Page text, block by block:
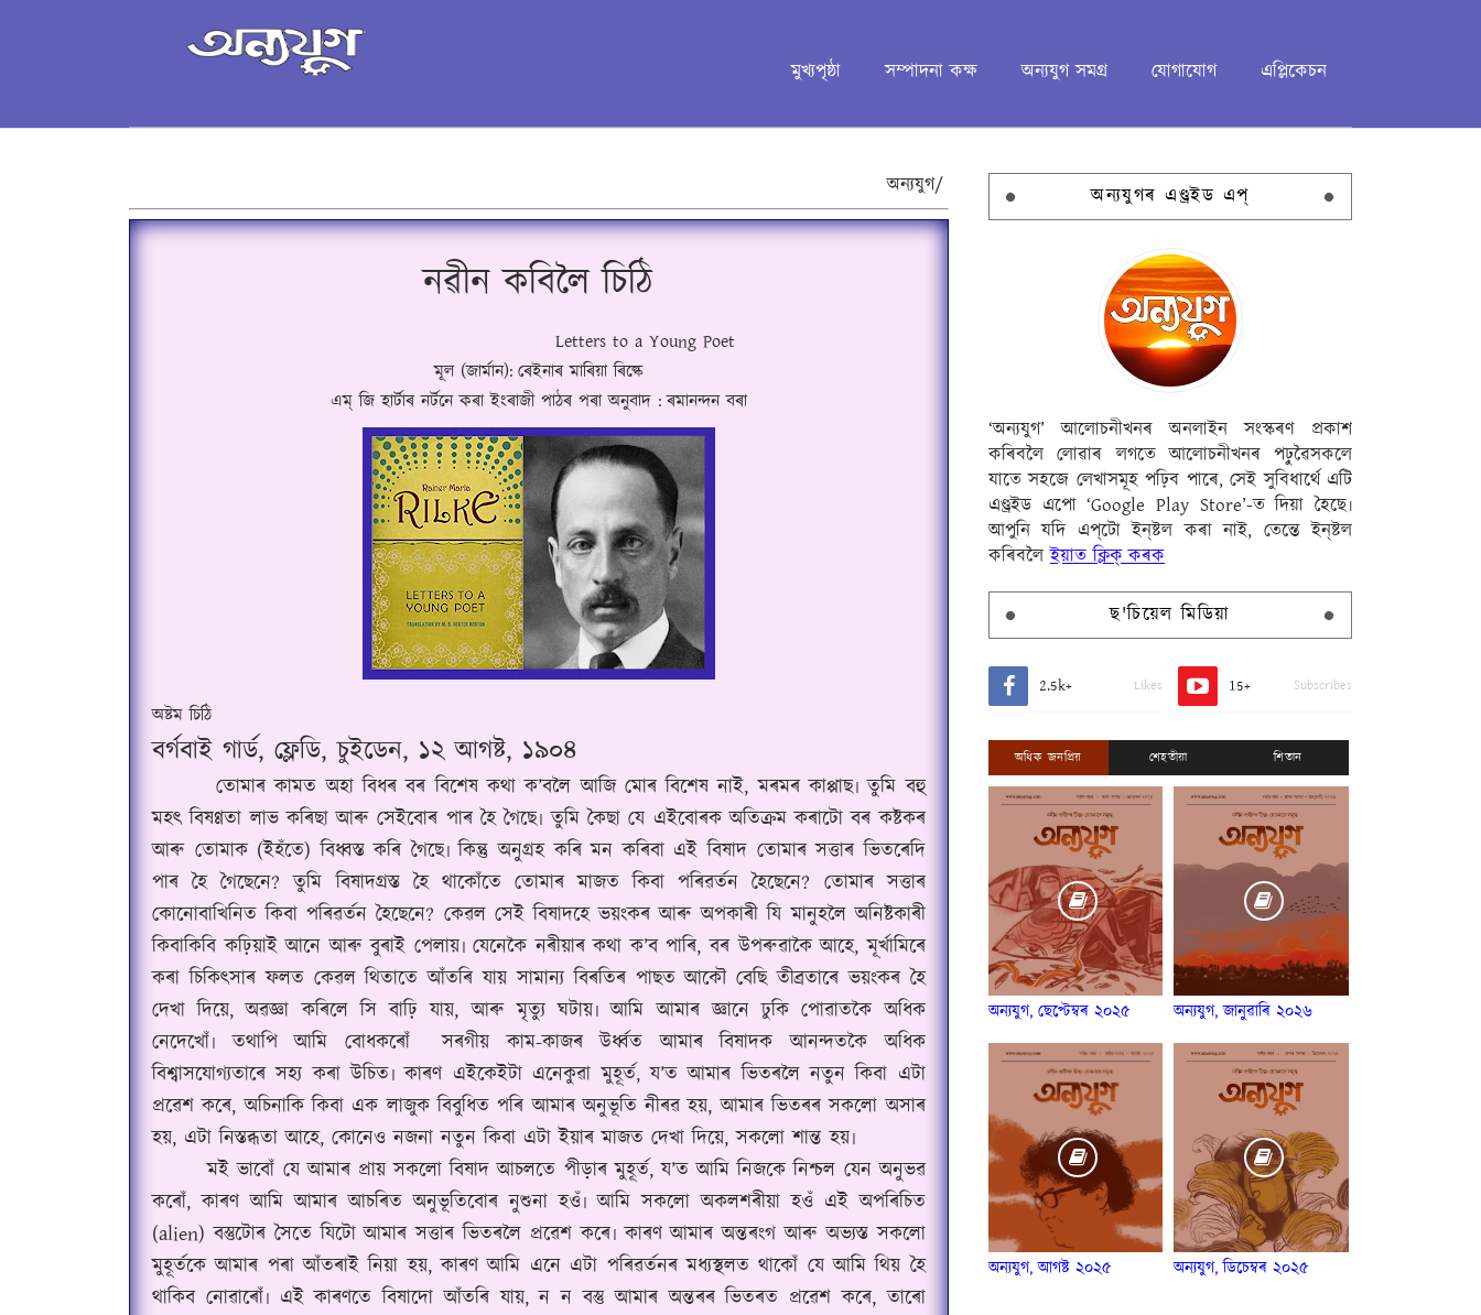
মুখ্যপৃষ্ঠা সম্পাদনা কক্ষ অন্যযুগ সমগ্ৰ যোগাযোগ এপ্লিকেচন
অন্যযুগ/
নৱীন কবিলৈ চিঠি
Letters to a Young Poet
মূল (জাৰ্মান): ৰেইনাৰ মাৰিয়া ৰিল্কে
এম্ জি হাৰ্টাৰ নৰ্টনে কৰা ইংৰাজী পাঠৰ পৰা অনুবাদ : ৰমানন্দন বৰা
অষ্টম চিঠি
বৰ্গবাই গাৰ্ড, ফ্লেডি, চুইডেন, ১২ আগষ্ট, ১৯০৪
তোমাৰ কামত অহা বিধৰ বৰ বিশেষ কথা ক’বলৈ আজি মোৰ বিশেষ নাই, মৰমৰ কাপ্পাছ৷ তুমি বহু
মহৎ বিষণ্ণতা লাভ কৰিছা আৰু সেইবোৰ পাৰ হৈ গৈছে৷ তুমি কৈছা যে এইবোৰক অতিক্ৰম কৰাটো বৰ কষ্টকৰ
আৰু তোমাক (ইহঁতে) বিধ্বস্ত কৰি গৈছে৷ কিন্তু অনুগ্ৰহ কৰি মন কৰিবা এই বিষাদ তোমাৰ সত্তাৰ ভিতৰেদি
পাৰ হৈ গৈছেনে? তুমি বিষাদগ্ৰস্ত হৈ থাকোঁতে তোমাৰ মাজত কিবা পৰিৱৰ্তন হৈছেনে? তোমাৰ সত্তাৰ
কোনোবাখিনিত কিবা পৰিৱৰ্তন হৈছেনে? কেৱল সেই বিষাদহে ভয়ংকৰ আৰু অপকাৰী যি মানুহলৈ অনিষ্টকাৰী
কিবাকিবি কঢ়িয়াই আনে আৰু বুৰাই পেলায়৷ যেনেকৈ নৰীয়াৰ কথা ক’ব পাৰি, বৰ উপৰুৱাকৈ আহে, মূৰ্খামিৰে
কৰা চিকিৎসাৰ ফলত কেৱল থিতাতে আঁতৰি যায় সামান্য বিৰতিৰ পাছত আকৌ বেছি তীব্ৰতাৰে ভয়ংকৰ হৈ
দেখা দিয়ে, অৱজ্ঞা কৰিলে সি বাঢ়ি যায়, আৰু মৃত্যু ঘটায়৷ আমি আমাৰ জ্ঞানে ঢুকি পোৱাতকৈ অধিক
নেদেখোঁ৷ তথাপি আমি বোধকৰোঁ
সৰগীয় কাম-কাজৰ উৰ্ধ্বত আমাৰ বিষাদক আনন্দতকৈ অধিক
বিশ্বাসযোগ্যতাৰে সহ্য কৰা উচিত৷ কাৰণ এইকেইটা এনেকুৱা মুহূৰ্ত, য’ত আমাৰ ভিতৰলৈ নতুন কিবা এটা
প্ৰৱেশ কৰে, অচিনাকি‍ কিবা এক লাজুক বিবুধিত পৰি আমাৰ অনুভূতি নীৰৱ হয়, আমাৰ ভিতৰৰ সকলো অসাৰ
হয়, এটা নিস্তব্ধতা আহে, কোনেও নজনা নতুন কিবা এটা ইয়াৰ মাজত দেখা দিয়ে, সকলো শান্ত হয়৷
মই ভাবোঁ যে আমাৰ প্ৰায় সকলো বিষাদ আচলতে পীড়াৰ মুহূৰ্ত, য’ত আমি নিজকে নিশ্চল যেন অনুভৱ
কৰোঁ, কাৰণ আমি আমাৰ আচৰিত অনুভূতিবোৰ নুশুনা হওঁ৷ আমি সকলো অকলশৰীয়া হওঁ এই অপৰিচিত
(alien) বস্তুটোৰ সৈতে যিটো আমাৰ সত্তাৰ ভিতৰলৈ প্ৰৱেশ কৰে৷ কাৰণ আমাৰ অন্তৰংগ আৰু অভ্যস্ত সকলো
মুহূৰ্তকে আমাৰ পৰা আঁতৰাই নিয়া হয়, কাৰণ আমি এনে এটা পৰিৱৰ্তনৰ মধ্যস্থলত থাকোঁ যে আমি থিয় হৈ
থাকিব নোৱাৰোঁ৷ এই কাৰণতে বিষাদো আঁতৰি যায়, ন ন বস্তু আমাৰ অন্তৰৰ ভিতৰত প্ৰৱেশ কৰে, তাৰো
অন্যযুগৰ এণ্ড্ৰইড এপ্
‘অন্যযুগ’ আলোচনীখনৰ অনলাইন সংস্কৰণ প্ৰকাশ
কৰিবলৈ লোৱাৰ লগতে আলোচনীখনৰ পঢ়ুৱৈসকলে
যাতে সহজে লেখাসমূহ পঢ়িব পাৰে, সেই সুবিধাৰ্থে এটি
এণ্ড্ৰইড এপো ‘Google Play Store’-ত দিয়া হৈছে৷
আপুনি যদি এপ্‌টো ইন্‌ষ্টল কৰা নাই, তেন্তে ইন্‌ষ্টল
কৰিবলৈইয়াত ক্লিক্ কৰক
ছ'চিয়েল মিডিয়া
2.5k+ Likes 15+ Subscribes
অধিক জনপ্ৰিয় শেহতীয়া শিতান
অন্যযুগ, ছেপ্টেম্বৰ ২০২৫ অন্যযুগ, জানুৱাৰি ২০২৬
অন্যযুগ, আগষ্ট ২০২৫ অন্যযুগ, ডিচেম্বৰ ২০২৫